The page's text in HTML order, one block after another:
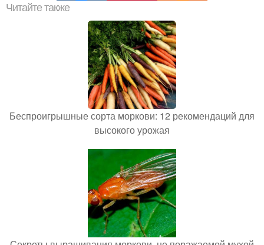
Читайте также
Беспроигрышные сорта моркови: 12 рекомендаций для
высокого урожая